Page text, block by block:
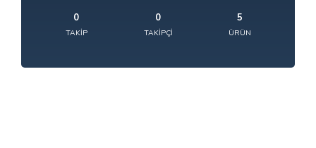
0
TAKIP
0
TAKIPÇI
5
ÜRÜN